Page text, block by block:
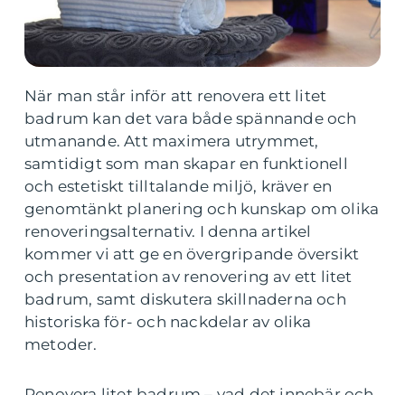
När man står inför att renovera ett litet
badrum kan det vara både spännande och
utmanande. Att maximera utrymmet,
samtidigt som man skapar en funktionell
och estetiskt tilltalande miljö, kräver en
genomtänkt planering och kunskap om olika
renoveringsalternativ. I denna artikel
kommer vi att ge en övergripande översikt
och presentation av renovering av ett litet
badrum, samt diskutera skillnaderna och
historiska för- och nackdelar av olika
metoder.